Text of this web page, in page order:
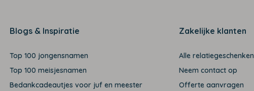
Blogs & Inspiratie
Top 100 jongensnamen
Top 100 meisjesnamen
Bedankcadeautjes voor juf en meester
Zakelijke klanten
Alle relatiegeschenken
Neem contact op
Offerte aanvragen